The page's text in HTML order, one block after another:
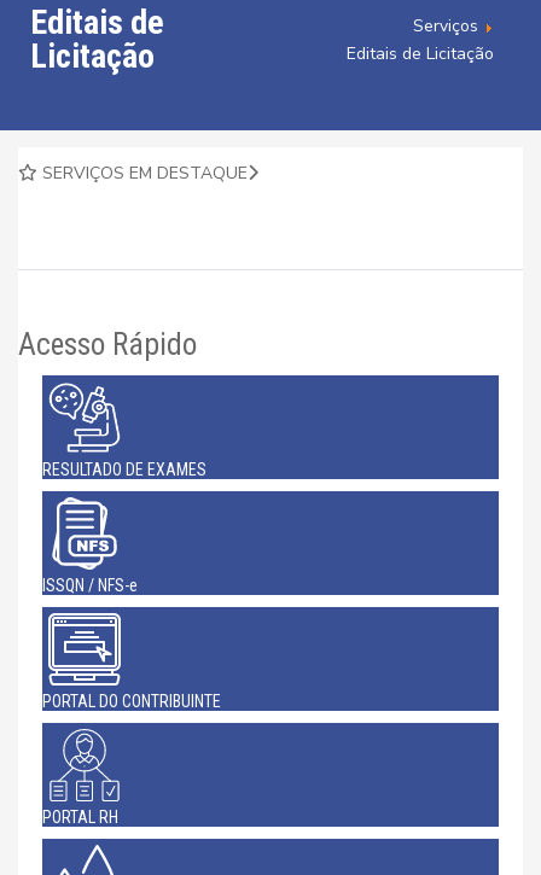
Editais de
Licitação
Serviços
Editais de Licitação
SERVIÇOS EM DESTAQUE
Acesso Rápido
RESULTADO DE EXAMES
ISSQN / NFS-e
PORTAL DO CONTRIBUINTE
PORTAL RH